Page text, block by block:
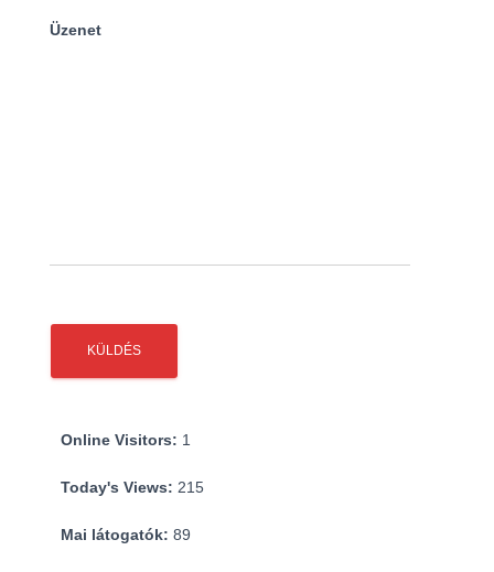
Üzenet
Online Visitors: 1
Today's Views: 215
Mai látogatók: 89